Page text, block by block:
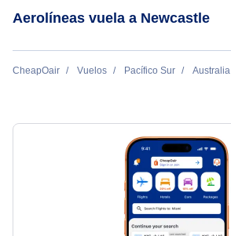
Aerolíneas vuela a Newcastle
Qantas Airways
CheapOair Vuelos Pacífico Sur Australia